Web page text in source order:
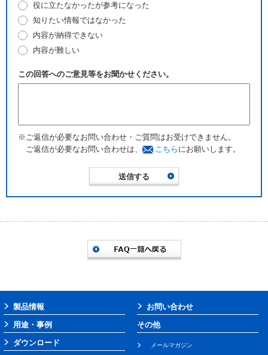
役に立たなかったが参考になった
知りたい情報ではなかった
内容が納得できない
内容が難しい
この回答へのご意見等をお聞かせください。
※ご返信が必要なお問い合わせ・ご質問はお受けできません。
ご返信が必要なお問い合わせは、
こちら にお願いします。
製品情報
用途・事例
ダウンロード
お問い合わせ
その他
メールマガジン